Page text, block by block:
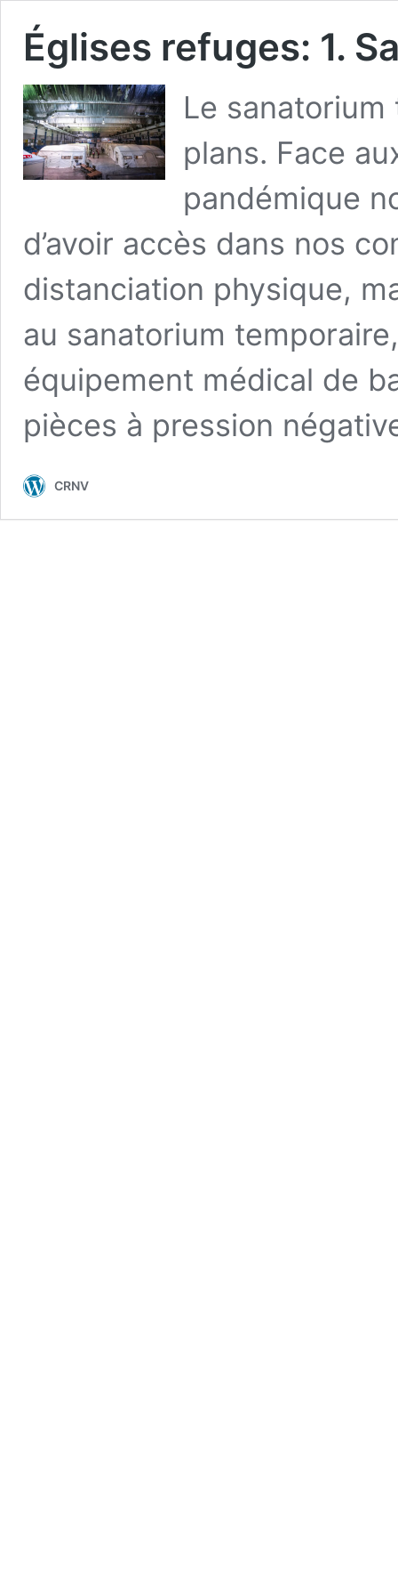
Églises refuges: 1.
Le
plans. Face
pandémique
d’avoir accès dans nos
distanciation physique,
au sanatorium
équipement médical de
pièces à pression
CRNV